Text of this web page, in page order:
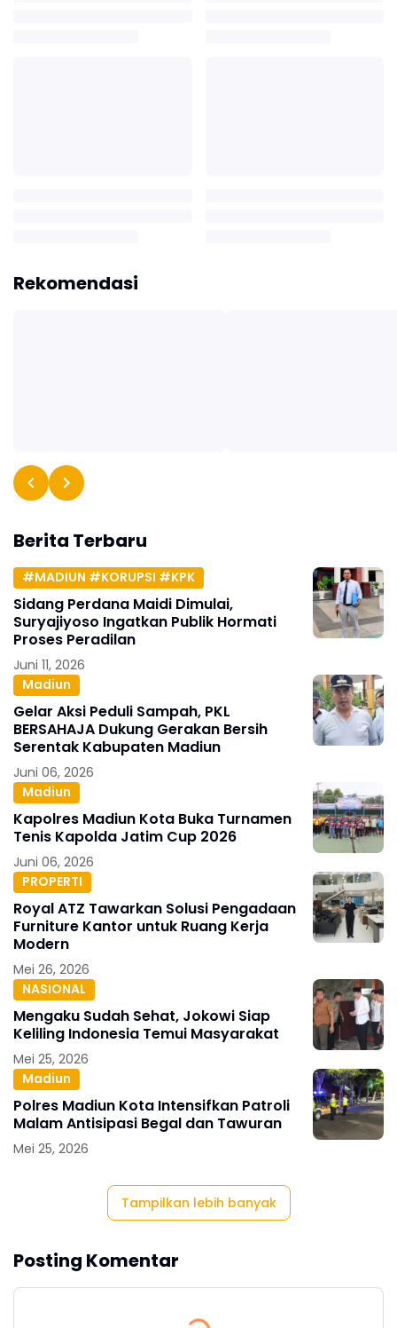
Rekomendasi
Berita Terbaru
#MADIUN #KORUPSI #KPK
Sidang Perdana Maidi Dimulai,
Suryajiyoso Ingatkan Publik Hormati
Proses Peradilan
Juni 11, 2026
Madiun
Gelar Aksi Peduli Sampah, PKL
BERSAHAJA Dukung Gerakan Bersih
Serentak Kabupaten Madiun
Juni 06, 2026
Madiun
Kapolres Madiun Kota Buka Turnamen
Tenis Kapolda Jatim Cup 2026
Juni 06, 2026
PROPERTI
Royal ATZ Tawarkan Solusi Pengadaan
Furniture Kantor untuk Ruang Kerja
Modern
Mei 26, 2026
NASIONAL
Mengaku Sudah Sehat, Jokowi Siap
Keliling Indonesia Temui Masyarakat
Mei 25, 2026
Madiun
Polres Madiun Kota Intensifkan Patroli
Malam Antisipasi Begal dan Tawuran
Mei 25, 2026
Tampilkan lebih banyak
Posting Komentar